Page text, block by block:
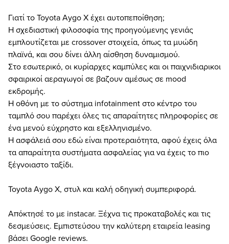
Γιατί το Toyota Aygo X έχει αυτοπεποίθηση;
Η σχεδιαστική φιλοσοφία της προηγούμενης γενιάς
εμπλουτίζεται με crossover στοιχεία, όπως τα μυώδη
πλαϊνά, και σου δίνει άλλη αίσθηση δυναμισμού.
Στο εσωτερικό, οι κυρίαρχες καμπύλες και οι παιχνιδιαρικοι
σφαιρικοί αεραγωγοί σε βαζουν αμέσως σε mood
εκδρομής.
Η οθόνη με το σύστημα infotainment στο κέντρο του
ταμπλό σου παρέχει όλες τις απαραίτητες πληροφορίες σε
ένα μενού εύχρηστο και εξελληνισμένο.
Η ασφάλειά σου εδώ είναι προτεραιότητα, αφού έχεις όλα
τα απαραίτητα συστήματα ασφαλείας για να έχεις το πιο
ξέγνοιαστο ταξίδι.
Toyota Aygo X, στυλ και καλή οδηγική συμπεριφορά.
Απόκτησέ το με instacar. Ξέχνα τις προκαταβολές και τις
δεσμεύσεις. Εμπιστεύσου την καλύτερη εταιρεία leasing
βάσει Google reviews.